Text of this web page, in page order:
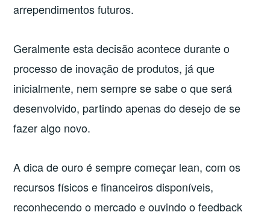
arrependimentos futuros.
Geralmente esta decisão acontece durante o
processo de inovação de produtos, já que
inicialmente, nem sempre se sabe o que será
desenvolvido, partindo apenas do desejo de se
fazer algo novo.
A dica de ouro é sempre começar lean, com os
recursos físicos e financeiros disponíveis,
reconhecendo o mercado e ouvindo o feedback